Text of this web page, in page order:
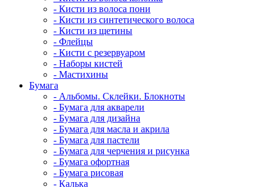
- Кисти из волоса пони
- Кисти из синтетического волоса
- Кисти из щетины
- Флейцы
- Кисти с резервуаром
- Наборы кистей
- Мастихины
Бумага
- Альбомы. Склейки. Блокноты
- Бумага для акварели
- Бумага для дизайна
- Бумага для масла и акрила
- Бумага для пастели
- Бумага для черчения и рисунка
- Бумага офортная
- Бумага рисовая
- Калька